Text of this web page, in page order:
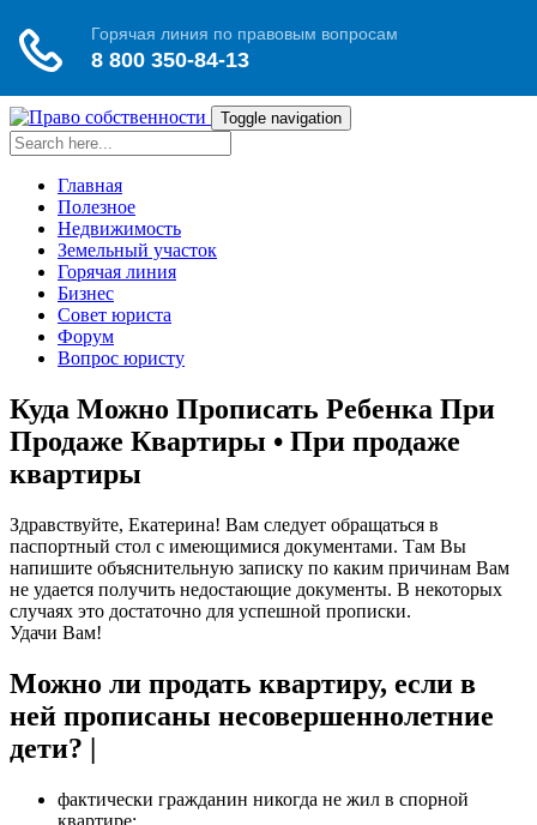
Toggle navigation
Главная
Полезное
Недвижимость
Земельный участок
Горячая линия
Бизнес
Совет юриста
Форум
Вопрос юристу
Куда Можно Прописать Ребенка При
Продаже Квартиры • При продаже
квартиры
Здравствуйте, Екатерина! Вам следует обращаться в
паспортный стол с имеющимися документами. Там Вы
напишите объяснительную записку по каким причинам Вам
не удается получить недостающие документы. В некоторых
случаях это достаточно для успешной прописки.
Удачи Вам!
Можно ли продать квартиру, если в
ней прописаны несовершеннолетние
дети? |
фактически гражданин никогда не жил в спорной
квартире;